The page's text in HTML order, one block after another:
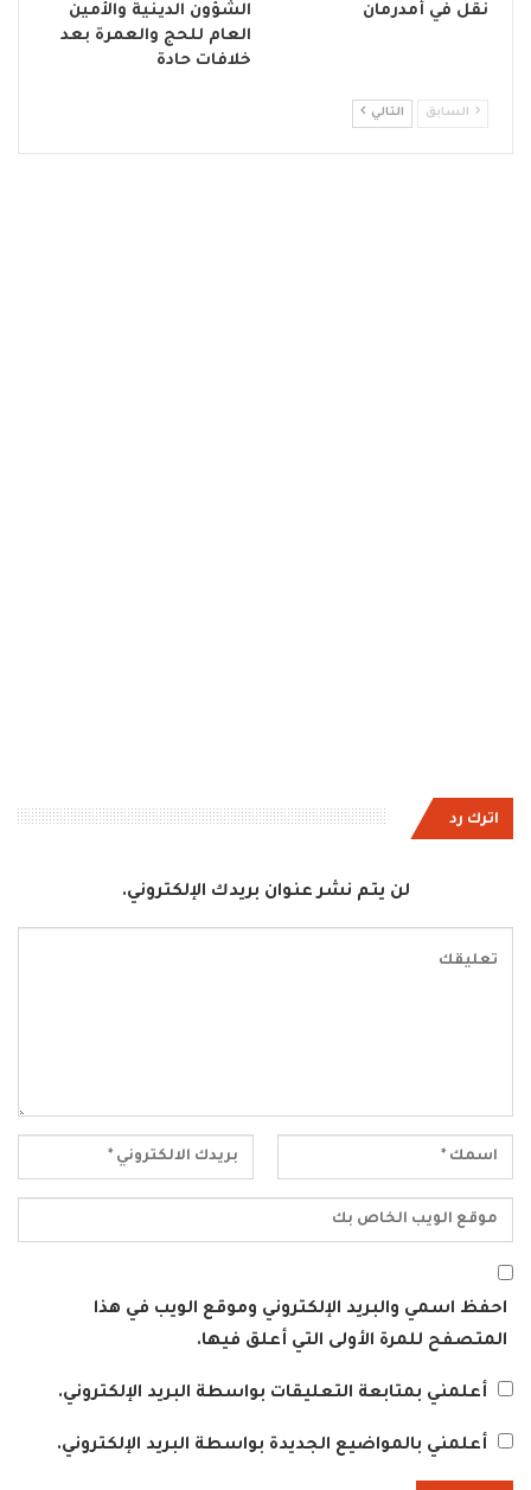
نقل في أمدرمان
الشؤون الدينية والأمين
العام للحج والعمرة بعد
خلافات حادة
السابق التالي
اترك رد
لن يتم نشر عنوان بريدك الإلكتروني.
احفظ اسمي والبريد الإلكتروني وموقع الويب في هذا
المتصفح للمرة الأولى التي أعلق فيها.
أعلمني بمتابعة التعليقات بواسطة البريد الإلكتروني.
أعلمني بالمواضيع الجديدة بواسطة البريد الإلكتروني.